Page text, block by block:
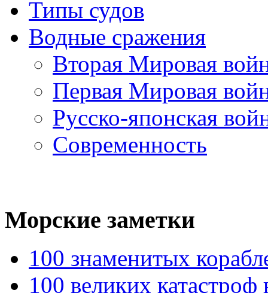
Типы судов
Водные сражения
Вторая Мировая
Первая Мировая
Русско-японская
Современность
Морские заметки
100 знаменитых
100 великих катастроф